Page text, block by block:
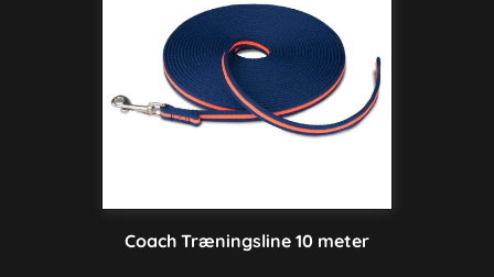
Coach Træningsline 10 meter